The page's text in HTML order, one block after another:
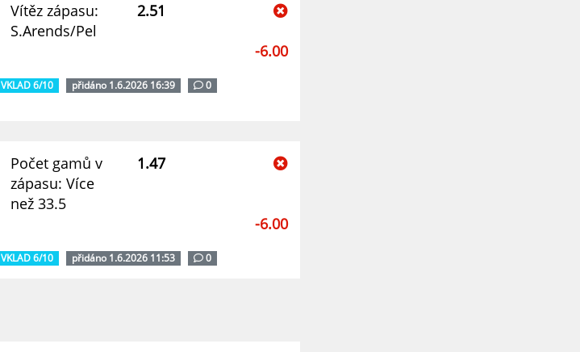
Vítěz zápasu:
S.Arends/Pel
2.51
-6.00
VKLAD 6/10 přidáno 1.6.2026 16:39 0
Počet gamů v
zápasu: Více
než 33.5
1.47
-6.00
VKLAD 6/10 přidáno 1.6.2026 11:53 0